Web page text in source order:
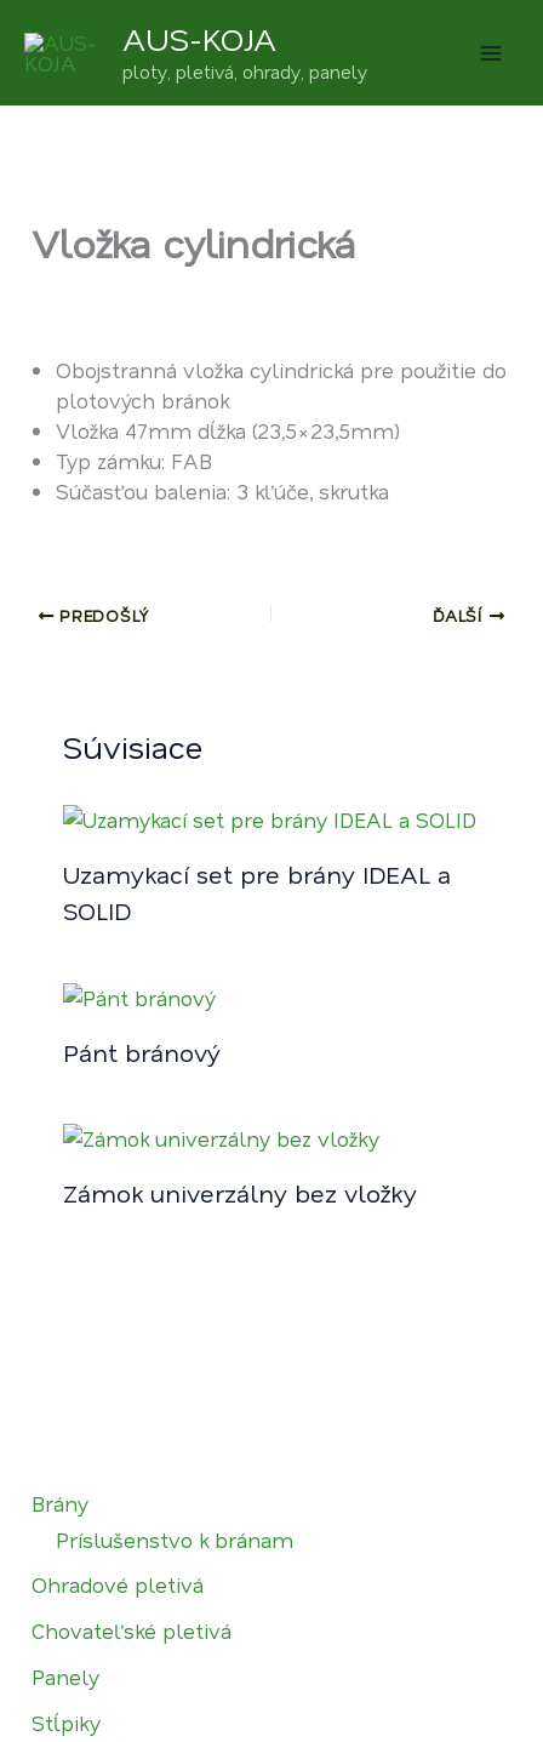
obsah
AUS-KOJA
ploty, pletivá, ohrady, panely
Brány
Príslušenstvo k bránam
Ohradové pletivá
Chovateľské pletivá
Panely
Stĺpiky
Vložka cylindrická
Obojstranná vložka cylindrická pre použitie do
plotových bránok
Vložka 47mm dĺžka (23,5×23,5mm)
Typ zámku: FAB
Súčasťou balenia: 3 kľúče, skrutka
PREDOŠLÝ ĎALŠÍ
Súvisiace
Uzamykací set pre brány IDEAL a
SOLID
Pánt bránový
Zámok univerzálny bez vložky